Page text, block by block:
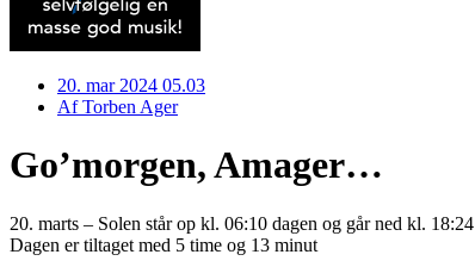
20. mar 2024 05.03
AfTorben Ager
Go’morgen, Amager…
20. marts – Solen står op kl. 06:10 dagen og går ned kl. 18:24
Dagen er tiltaget med 5 time og 13 minut